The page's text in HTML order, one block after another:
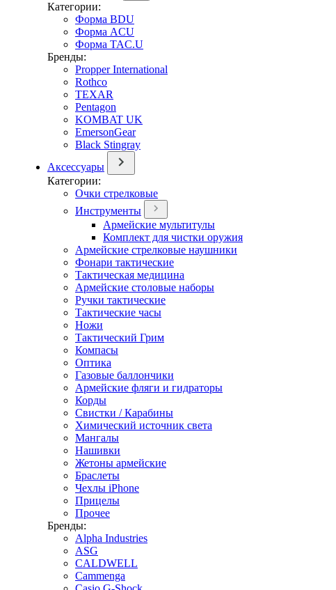
Категории:
Форма BDU
Форма ACU
Форма TAC.U
Бренды:
Propper International
Rothco
TEXAR
Pentagon
KOMBAT UK
EmersonGear
Black Stingray
Аксессуары
Категории:
Очки стрелковые
Инструменты
Армейские мультитулы
Комплект для чистки оружия
Армейские стрелковые наушники
Фонари тактические
Тактическая медицина
Армейские столовые наборы
Ручки тактические
Тактические часы
Ножи
Тактический Грим
Компасы
Оптика
Газовые баллончики
Армейские фляги и гидраторы
Корды
Свистки / Карабины
Химический источник света
Мангалы
Нашивки
Жетоны армейские
Браслеты
Чехлы iPhone
Прицелы
Прочее
Бренды:
Alpha Industries
ASG
CALDWELL
Cammenga